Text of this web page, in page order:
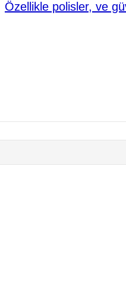
Özellikle polisler, ve